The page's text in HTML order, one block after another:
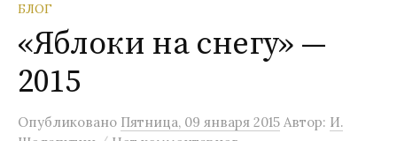
ж
и
м
о
БЛОГ
«Яблоки на снегу» —
2015
Опубликовано Пятница, 09 января 2015 Автор: И.